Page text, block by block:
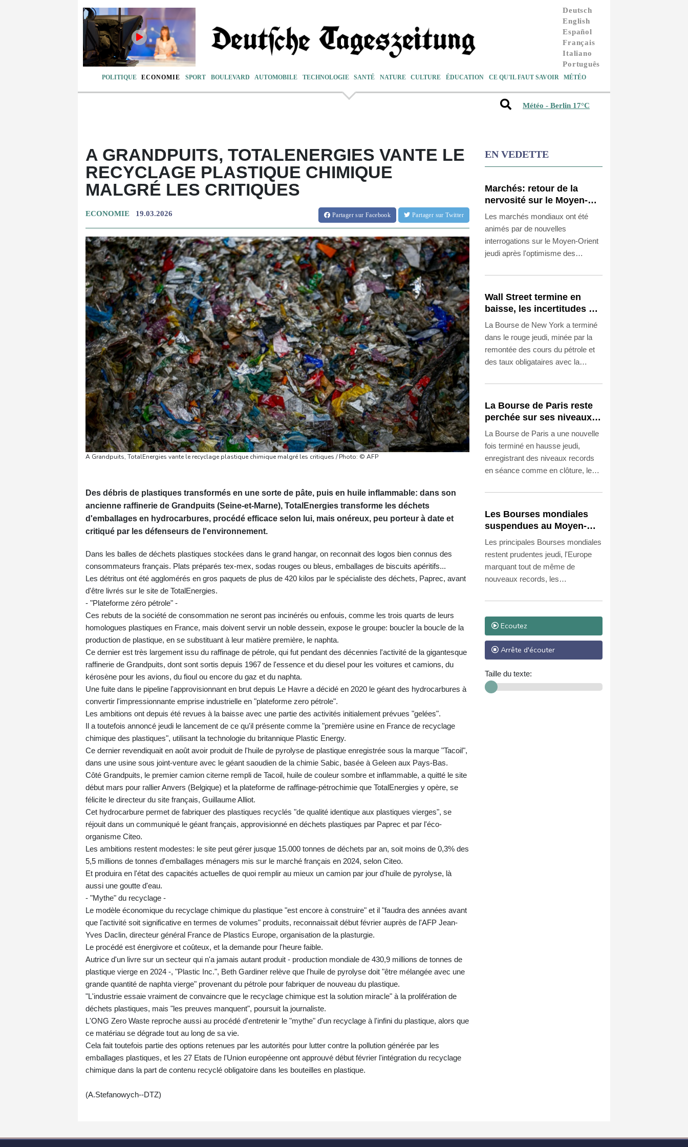
Deutsch
English
Español
Français
Italiano
Português
POLITIQUE ECONOMIE SPORT BOULEVARD AUTOMOBILE TECHNOLOGIE SANTÉ NATURE CULTURE ÉDUCATION CE QU'IL FAUT SAVOIR MÉTÉO
Météo - Berlin 17°C
A GRANDPUITS, TOTALENERGIES VANTE LE
RECYCLAGE PLASTIQUE CHIMIQUE
MALGRÉ LES CRITIQUES
ECONOMIE 19.03.2026 Partagersur Facebook Partager sur Twitter
A Grandpuits, TotalEnergies vante le recyclage plastique chimique malgré les critiques / Photo: © AFP
Des débris de plastiques transformés en une sorte de pâte, puis en huile inflammable: dans son
ancienne raffinerie de Grandpuits (Seine-et-Marne), TotalEnergies transforme les déchets
d'emballages en hydrocarbures, procédé efficace selon lui, mais onéreux, peu porteur à date et
critiqué par les défenseurs de l'environnement.
Dans les balles de déchets plastiques stockées dans le grand hangar, on reconnait des logos bien connus des
consommateurs français. Plats préparés tex-mex, sodas rouges ou bleus, emballages de biscuits apéritifs...
Les détritus ont été agglomérés en gros paquets de plus de 420 kilos par le spécialiste des déchets, Paprec, avant
d'être livrés sur le site de TotalEnergies.
- "Plateforme zéro pétrole" -
Ces rebuts de la société de consommation ne seront pas incinérés ou enfouis, comme les trois quarts de leurs
homologues plastiques en France, mais doivent servir un noble dessein, expose le groupe: boucler la boucle de la
production de plastique, en se substituant à leur matière première, le naphta.
Ce dernier est très largement issu du raffinage de pétrole, qui fut pendant des décennies l'activité de la gigantesque
raffinerie de Grandpuits, dont sont sortis depuis 1967 de l'essence et du diesel pour les voitures et camions, du
kérosène pour les avions, du fioul ou encore du gaz et du naphta.
Une fuite dans le pipeline l'approvisionnant en brut depuis Le Havre a décidé en 2020 le géant des hydrocarbures à
convertir l'impressionnante emprise industrielle en "plateforme zero pétrole".
Les ambitions ont depuis été revues à la baisse avec une partie des activités initialement prévues "gelées".
Il a toutefois annoncé jeudi le lancement de ce qu'il présente comme la "première usine en France de recyclage
chimique des plastiques", utilisant la technologie du britannique Plastic Energy.
Ce dernier revendiquait en août avoir produit de l'huile de pyrolyse de plastique enregistrée sous la marque "Tacoil",
dans une usine sous joint-venture avec le géant saoudien de la chimie Sabic, basée à Geleen aux Pays-Bas.
Côté Grandpuits, le premier camion citerne rempli de Tacoil, huile de couleur sombre et inflammable, a quitté le site
début mars pour rallier Anvers (Belgique) et la plateforme de raffinage-pétrochimie que TotalEnergies y opère, se
félicite le directeur du site français, Guillaume Alliot.
Cet hydrocarbure permet de fabriquer des plastiques recyclés "de qualité identique aux plastiques vierges", se
réjouit dans un communiqué le géant français, approvisionné en déchets plastiques par Paprec et par l'éco-
organisme Citeo.
Les ambitions restent modestes: le site peut gérer jusque 15.000 tonnes de déchets par an, soit moins de 0,3% des
5,5 millions de tonnes d'emballages ménagers mis sur le marché français en 2024, selon Citeo.
Et produira en l'état des capacités actuelles de quoi remplir au mieux un camion par jour d'huile de pyrolyse, là
aussi une goutte d'eau.
- "Mythe" du recyclage -
Le modèle économique du recyclage chimique du plastique "est encore à construire" et il "faudra des années avant
que l'activité soit significative en termes de volumes" produits, reconnaissait début février auprès de l'AFP Jean-
Yves Daclin, directeur général France de Plastics Europe, organisation de la plasturgie.
Le procédé est énergivore et coûteux, et la demande pour l'heure faible.
Autrice d'un livre sur un secteur qui n'a jamais autant produit - production mondiale de 430,9 millions de tonnes de
plastique vierge en 2024 -, "Plastic Inc.", Beth Gardiner relève que l'huile de pyrolyse doit "être mélangée avec une
grande quantité de naphta vierge" provenant du pétrole pour fabriquer de nouveau du plastique.
"L'industrie essaie vraiment de convaincre que le recyclage chimique est la solution miracle" à la prolifération de
déchets plastiques, mais "les preuves manquent", poursuit la journaliste.
L'ONG Zero Waste reproche aussi au procédé d'entretenir le "mythe" d'un recyclage à l'infini du plastique, alors que
ce matériau se dégrade tout au long de sa vie.
Cela fait toutefois partie des options retenues par les autorités pour lutter contre la pollution générée par les
emballages plastiques, et les 27 Etats de l'Union européenne ont approuvé début février l'intégration du recyclage
chimique dans la part de contenu recyclé obligatoire dans les bouteilles en plastique.
(A.Stefanowych--DTZ)
EN VEDETTE
Marchés: retour de la
nervosité sur le Moyen-
Orient, l'Europe s'offre
tout de même des records
Les marchés mondiaux ont été
animés par de nouvelles
interrogations sur le Moyen-Orient
jeudi après l'optimisme des
pétrole et les coûts d'emprunt, les
tout de même à signer de
nouveaux records.
Wall Street termine en
baisse, les incertitudes au
Moyen-Orient inquiètent
La Bourse de New York a terminé
dans le rouge jeudi, minée par la
remontée des cours du pétrole et
des taux obligataires avec la
Moyen-Orient, les résultats
soutien aux indices.
La Bourse de Paris reste
perchée sur ses niveaux
records
La Bourse de Paris a une nouvelle
fois terminé en hausse jeudi,
enregistrant des niveaux records
en séance comme en clôture, les
avancées au Moyen-Orient en vue
d'Ormuz.
Les Bourses mondiales
suspendues au Moyen-
Orient, records en Europe
Les principales Bourses mondiales
restent prudentes jeudi, l'Europe
marquant tout de même de
nouveaux records, les
avancées au Moyen-Orient pour
un accord de paix.
Ecoutez
Arrête d'écouter
Taille du texte: